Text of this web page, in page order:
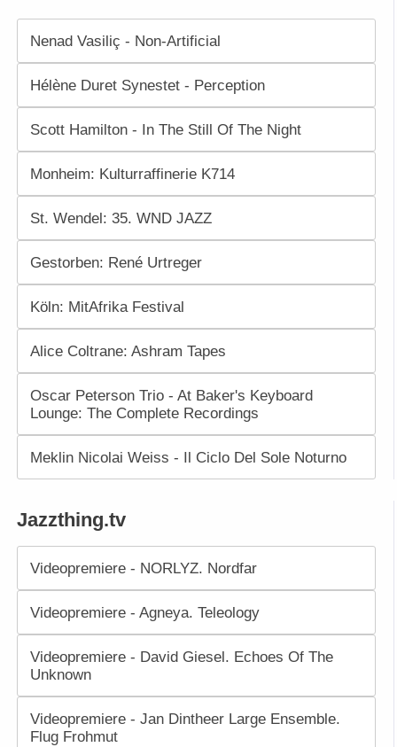
Nenad Vasiliç - Non-Artificial
Hélène Duret Synestet - Perception
Scott Hamilton - In The Still Of The Night
Monheim: Kulturraffinerie K714
St. Wendel: 35. WND JAZZ
Gestorben: René Urtreger
Köln: MitAfrika Festival
Alice Coltrane: Ashram Tapes
Oscar Peterson Trio - At Baker's Keyboard
Lounge: The Complete Recordings
Meklin Nicolai Weiss - Il Ciclo Del Sole Noturno
Jazzthing.tv
Videopremiere - NORLYZ. Nordfar
Videopremiere - Agneya. Teleology
Videopremiere - David Giesel. Echoes Of The
Unknown
Videopremiere - Jan Dintheer Large Ensemble.
Flug Frohmut